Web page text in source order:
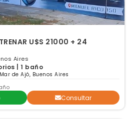
U$S 21000 + 24
Aires
| 1 baño
de Ajó, Buenos Aires
Consultar